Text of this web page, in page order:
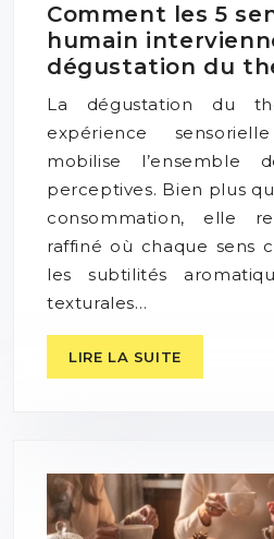
Comment les 5
humain
dégustation du
La dégustation du
expérience
mobilise l’ensemble
perceptives. Bien plus
consommation, elle
raffiné où chaque sens
les subtilités
texturales…
LIRE LA SUITE